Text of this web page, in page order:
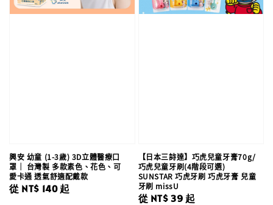
興安 幼童 (1-3歲) 3D立體醫療口
罩｜ 台灣製 多款素色、花色、可
愛卡通 透氣舒適配戴款
Regular
從 NT$ 140起
【日本三詩達】巧虎兒童牙膏70g/
巧虎兒童牙刷(4階段可選)
SUNSTAR 巧虎牙刷 巧虎牙膏 兒童
牙刷 missU
Regular
從 NT$ 39 起